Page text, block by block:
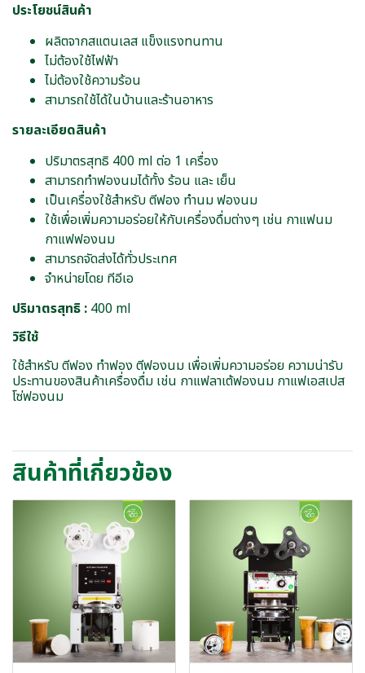
ประโยชน์สินค้า
ผลิตจากสแตนเลส แข็งแรงทนทาน
ไม่ต้องใช้ไฟฟ้า
ไม่ต้องใช้ความร้อน
สามารถใช้ได้ในบ้านและร้านอาหาร
รายละเอียดสินค้า
ปริมาตรสุทธิ 400 ml ต่อ 1 เครื่อง
สามารถทำฟองนมได้ทั้ง ร้อน และ เย็น
เป็นเครื่องใช้สำหรับ ตีฟอง ทำนม ฟองนม
ใช้เพื่อเพิ่มความอร่อยให้กับเครื่องดื่มต่างๆ เช่น กาแฟนม
กาแฟฟองนม
สามารถจัดส่งได้ทั่วประเทศ
จำหน่ายโดย ทีอีเอ
ปริมาตรสุทธิ : 400 ml
วิธีใช้
ใช้สำหรับ ตีฟอง ทำฟอง ตีฟองนม เพื่อเพิ่มความอร่อย ความน่ารับ
ประทานของสินค้าเครื่องดื่ม เช่น กาแฟลาเต้ฟองนม กาแฟเอสเปส
โซ่ฟองนม
สินค้าที่เกี่ยวข้อง